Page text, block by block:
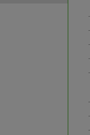
·
·
·
·
·
·
·
·